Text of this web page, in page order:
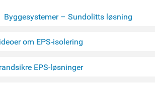
Byggesystemer – Sundolitts løsning
om EPS-isolering
EPS-løsninger